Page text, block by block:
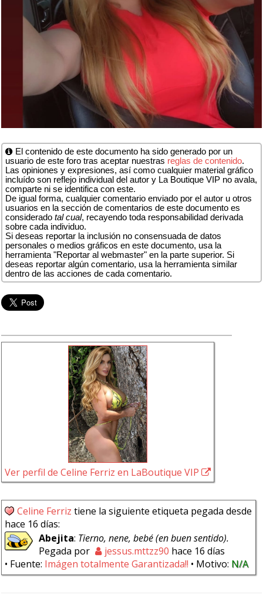
El contenido de este documento ha sido generado por un
usuario de este foro tras aceptar nuestras reglas de contenido.
Las opiniones y expresiones, así como cualquier material gráfico
incluído son reflejo individual del autor y La Boutique VIP no avala,
comparte ni se identifica con este.
De igual forma, cualquier comentario enviado por el autor u otros
usuarios en la sección de comentarios de este documento es
considerado tal cual, recayendo toda responsabilidad derivada
sobre cada individuo.
Si deseas reportar la inclusión no consensuada de datos
personales o medios gráficos en este documento, usa la
herramienta "Reportar al webmaster" en la parte superior. Si
deseas reportar algún comentario, usa la herramienta similar
dentro de las acciones de cada comentario.
Ver perfil de Celine Ferriz en LaBoutique VIP
Celine Ferriz tiene la siguiente etiqueta pegada desde
hace 16 días:
Abejita: Tierno, nene, bebé (en buen sentido).
Pegada por
jessus.mttzz90 hace 16 días
• Fuente: Imágen totalmente Garantizada!! • Motivo: N/A